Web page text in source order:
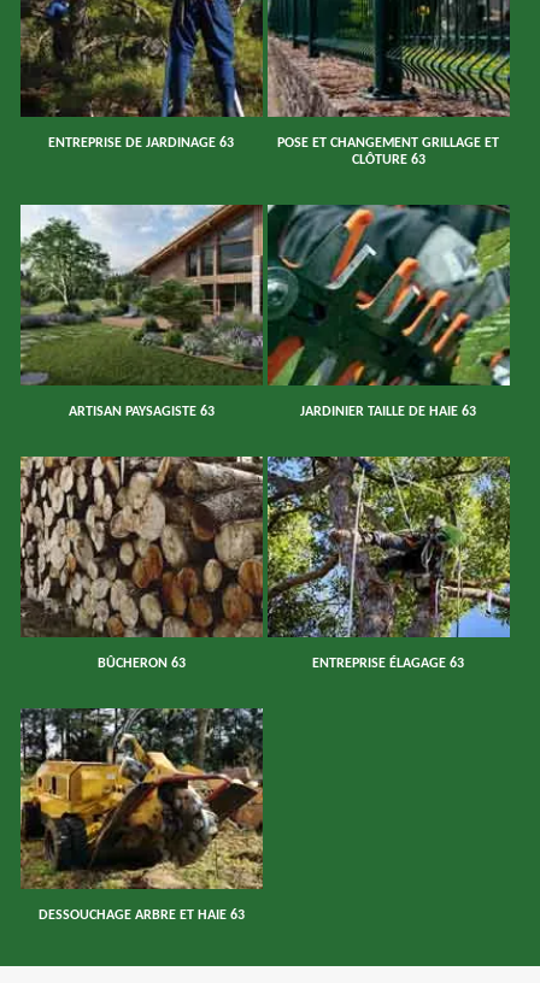
ENTREPRISE DE JARDINAGE 63
POSE ET CHANGEMENT GRILLAGE ET
CLÔTURE 63
ARTISAN PAYSAGISTE 63 JARDINIER TAILLE DE HAIE 63
BÛCHERON 63 ENTREPRISE ÉLAGAGE 63
DESSOUCHAGE ARBRE ET HAIE 63